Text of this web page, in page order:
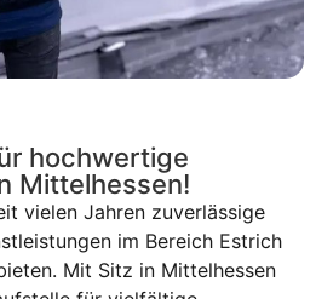
hochwertige
Mittelhessen!
vielen Jahren zuverlässige
im Bereich Estrich
Mit Sitz in Mittelhessen